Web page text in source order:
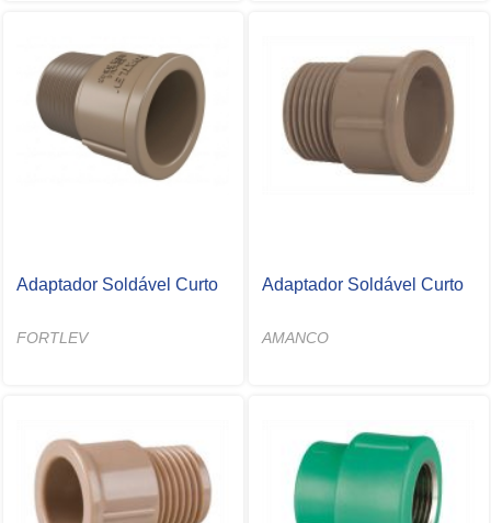
Adaptador Soldável Curto
FORTLEV
Adaptador Soldável Curto
AMANCO